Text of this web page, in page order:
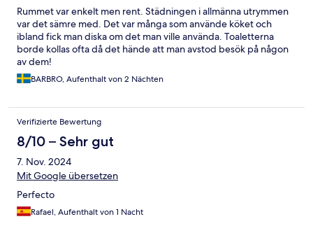
Rummet var enkelt men rent. Städningen i allmänna utrymmen
var det sämre med. Det var många som använde köket och
ibland fick man diska om det man ville använda. Toaletterna
borde kollas ofta då det hände att man avstod besök på någon
av dem!
BARBRO, Aufenthalt von 2 Nächten
Verifizierte Bewertung
8/10 – Sehr gut
7. Nov. 2024
Mit Google übersetzen
Perfecto
Rafael, Aufenthalt von 1 Nacht